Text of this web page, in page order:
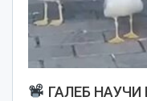
ГАЛЕБ